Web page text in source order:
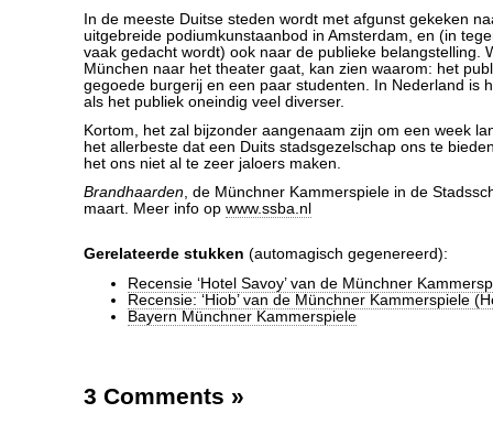
In de meeste Duitse steden wordt met afgunst gekeken
uitgebreide podiumkunstaanbod in Amsterdam, en (in
vaak gedacht wordt) ook naar de publieke belangstelling.
München naar het theater gaat, kan zien waarom: het
gegoede burgerij en een paar studenten. In Nederland is
als het publiek oneindig veel diverser.
Kortom, het zal bijzonder aangenaam zijn om een week
het allerbeste dat een Duits stadsgezelschap ons te
het ons niet al te zeer jaloers maken.
Brandhaarden, de Münchner Kammerspiele in de
maart. Meer info op www.ssba.nl
Gerelateerde stukken (automagisch gegenereerd):
Recensie ‘Hotel Savoy’ van de Münchner
Recensie: ‘Hiob’ van de Münchner Kammerspiele
Bayern Münchner Kammerspiele
3 Comments »